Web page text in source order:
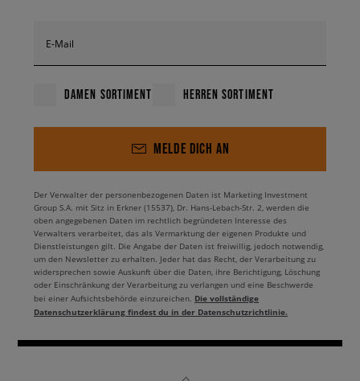
E-Mail
DAMEN SORTIMENT HERREN SORTIMENT
MELDE DICH AN
Der Verwalter der personenbezogenen Daten ist Marketing Investment
Group S.A. mit Sitz in Erkner (15537), Dr. Hans-Lebach-Str. 2, werden die
oben angegebenen Daten im rechtlich begründeten Interesse des
Verwalters verarbeitet, das als Vermarktung der eigenen Produkte und
Dienstleistungen gilt. Die Angabe der Daten ist freiwillig, jedoch notwendig,
um den Newsletter zu erhalten. Jeder hat das Recht, der Verarbeitung zu
widersprechen sowie Auskunft über die Daten, ihre Berichtigung, Löschung
oder Einschränkung der Verarbeitung zu verlangen und eine Beschwerde
bei einer Aufsichtsbehörde einzureichen. Die vollständige
Datenschutzerklärung findest du in der Datenschutzrichtlinie.